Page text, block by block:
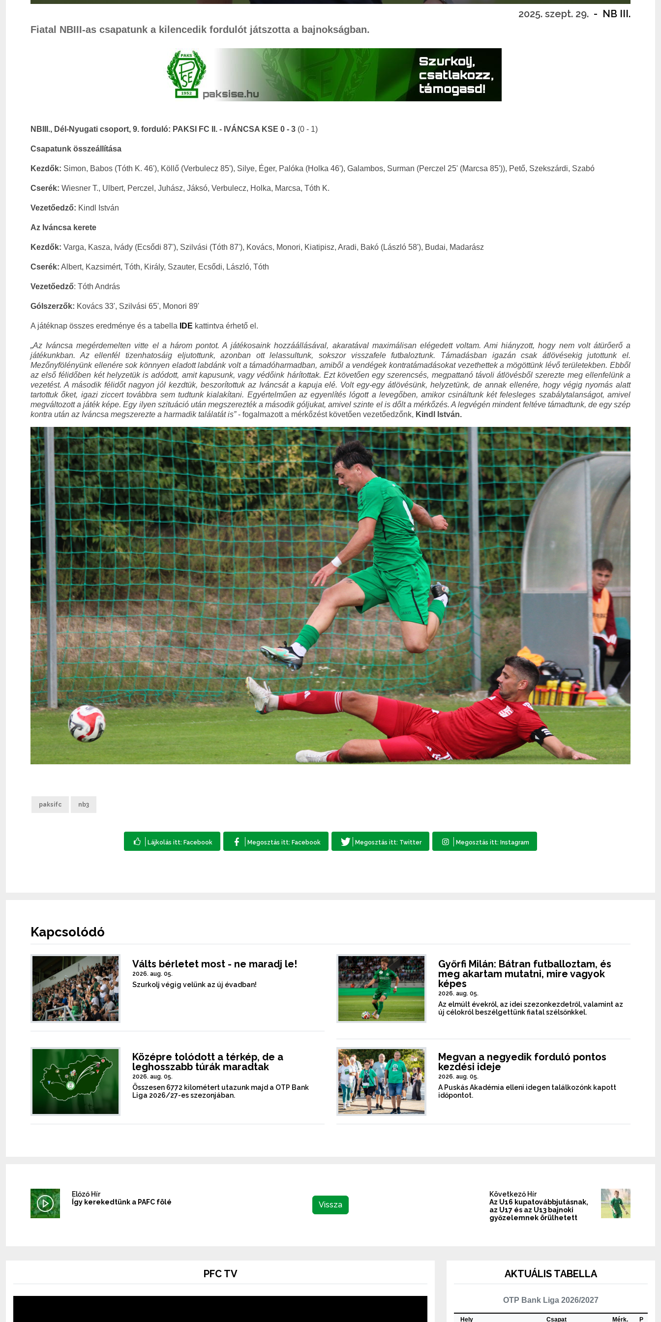
2025. szept. 29. - NB III.
Fiatal NBIII-as csapatunk a kilencedik fordulót játszotta a bajnokságban.
NBIII., Dél-Nyugati csoport, 9. forduló: PAKSI FC II. - IVÁNCSA KSE 0 - 3 (0 - 1)
Csapatunk összeállítása
Kezdők: Simon, Babos (Tóth K. 46'), Köllő (Verbulecz 85'), Silye, Éger, Palóka (Holka 46'), Galambos, Surman (Perczel 25' (Marcsa 85')), Pető, Szekszárdi, Szabó
Cserék: Wiesner T., Ulbert, Perczel, Juhász, Jáksó, Verbulecz, Holka, Marcsa, Tóth K.
Vezetőedző: Kindl István
Az Iváncsa kerete
Kezdők: Varga, Kasza, Ivády (Ecsődi 87'), Szilvási (Tóth 87'), Kovács, Monori, Kiatipisz, Aradi, Bakó (László 58'), Budai, Madarász
Cserék: Albert, Kazsimért, Tóth, Király, Szauter, Ecsődi, László, Tóth
Vezetőedző: Tóth András
Gólszerzők: Kovács 33', Szilvási 65', Monori 89'
A játéknap összes eredménye és a tabella IDE kattintva érhető el.
„Az Iváncsa megérdemelten vitte el a három pontot. A játékosaink hozzáállásával, akaratával maximálisan elégedett voltam. Ami hiányzott, hogy nem volt átürőerő a
játékunkban. Az ellenfél tizenhatosáig eljutottunk, azonban ott lelassultunk, sokszor visszafele futbaloztunk. Támadásban igazán csak átlövésekig jutottunk el.
Mezőnyfölényünk ellenére sok könnyen eladott labdánk volt a támadóharmadban, amiből a vendégek kontratámadásokat vezethettek a mögöttünk lévő területekben. Ebből
az első félidőben két helyzetük is adódott, amit kapusunk, vagy védőink hárítottak. Ezt követően egy szerencsés, megpattanó távoli átlövésből szerezte meg ellenfelünk a
vezetést. A második félidőt nagyon jól kezdtük, beszorítottuk az Iváncsát a kapuja elé. Volt egy-egy átlövésünk, helyzetünk, de annak ellenére, hogy végig nyomás alatt
tartottuk őket, igazi ziccert továbbra sem tudtunk kialakítani. Egyértelműen az egyenlítés lógott a levegőben, amikor csináltunk két felesleges szabálytalanságot, amivel
megváltozott a játék képe. Egy ilyen szituáció után megszerezték a második góljukat, amivel szinte el is dőlt a mérkőzés. A legvégén mindent feltéve támadtunk, de egy szép
kontra után az Iváncsa megszerezte a harmadik találatát is” - fogalmazott a mérkőzést követően vezetőedzőnk, Kindl István.
paksifc nb3
Kapcsolódó
Válts bérletet most - ne maradj le!
2026. aug. 05.
Szurkolj végig velünk az új évadban!
Győrfi Milán: Bátran futballoztam, és
meg akartam mutatni, mire vagyok
képes
2026. aug. 05.
Az elmúlt évekről, az idei szezonkezdetről, valamint az
új célokról beszélgettünk fiatal szélsőnkkel.
Középre tolódott a térkép, de a
leghosszabb túrák maradtak
2026. aug. 05.
Összesen 6772 kilométert utazunk majd a OTP Bank
Liga 2026/27-es szezonjában.
Megvan a negyedik forduló pontos
kezdési ideje
2026. aug. 05.
A Puskás Akadémia elleni idegen találkozónk kapott
időpontot.
Előző Hír
Így kerekedtünk a PAFC fölé
Vissza
Következő Hír
Az U16 kupatovábbjutásnak,
az U17 és az U13 bajnoki
győzelemnek örülhetett
PFC TV AKTUÁLIS TABELLA
OTP Bank Liga 2026/2027
Hely Csapat Mérk. P